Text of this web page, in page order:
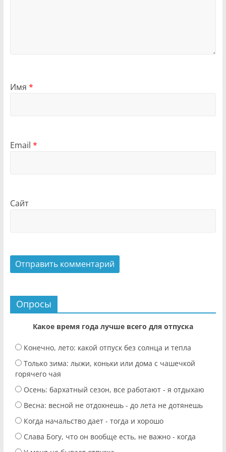
Имя *
Email *
Сайт
Опросы
Какое время года лучше всего для отпуска
Конечно, лето: какой отпуск без солнца и тепла
Только зима: лыжи, коньки или дома с чашечкой
горячего чая
Осень: бархатный сезон, все работают - я отдыхаю
Весна: весной не отдохнешь - до лета не дотянешь
Когда начальство дает - тогда и хорошо
Слава Богу, что он вообще есть, не важно - когда